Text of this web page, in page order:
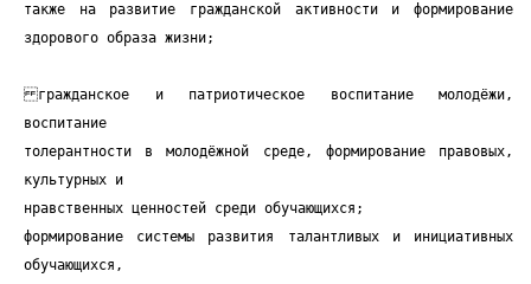
также на развитие гражданской активности и формирование
здорового образа жизни;
гражданское и патриотическое воспитание молодёжи,
воспитание
толерантности в молодёжной среде, формирование правовых,
культурных и
нравственных ценностей среди обучающихся;
формирование системы развития талантливых и инициативных
обучающихся,